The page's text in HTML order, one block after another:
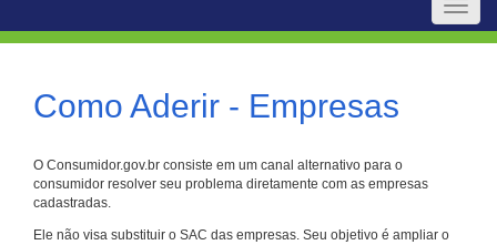
Toggle
Como Aderir - Empresas
O Consumidor.gov.br consiste em um canal alternativo para o
consumidor resolver seu problema diretamente com as empresas
cadastradas.
Ele não visa substituir o SAC das empresas. Seu objetivo é ampliar o